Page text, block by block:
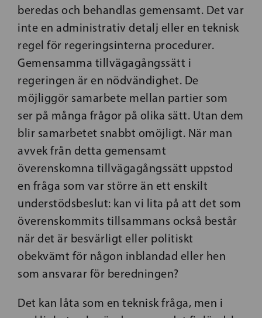
beredas och behandlas gemensamt. Det var
inte en administrativ detalj eller en teknisk
regel för regeringsinterna procedurer.
Gemensamma tillvägagångssätt i
regeringen är en nödvändighet. De
möjliggör samarbete mellan partier som
ser på många frågor på olika sätt. Utan dem
blir samarbetet snabbt omöjligt. När man
avvek från detta gemensamt
överenskomna tillvägagångssätt uppstod
en fråga som var större än ett enskilt
understödsbeslut: kan vi lita på att det som
överenskommits tillsammans också består
när det är besvärligt eller politiskt
obekvämt för någon inblandad eller hen
som ansvarar för beredningen?
Det kan låta som en teknisk fråga, men i